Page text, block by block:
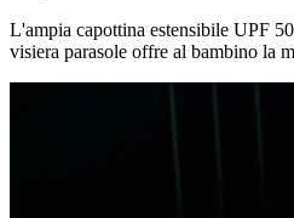
L'ampia capottina estensibile UPF
visiera parasole offre al bambino la